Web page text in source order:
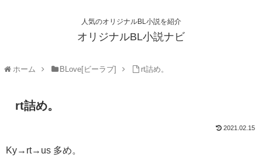
人気のオリジナルBL小説を紹介
オリジナルBL小説ナビ
ホーム BLove[ビーラブ] rt詰め。
rt詰め。
2021.02.15
Ky→rt→us 多め。